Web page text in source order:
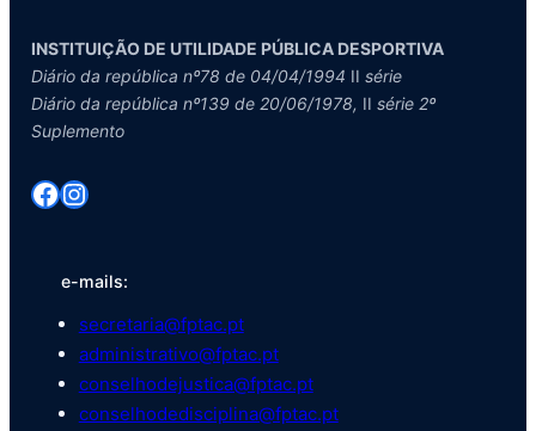
INSTITUIÇÃO DE UTILIDADE PÚBLICA DESPORTIVA
Diário da república nº78 de 04/04/1994 II série
Diário da república nº139 de 20/06/1978, II série 2º
Suplemento
Facebook Instagram
e-mails:
secretaria@fptac.pt
administrativo@fptac.pt
conselhodejustica@fptac.pt
conselhodedisciplina@fptac.pt